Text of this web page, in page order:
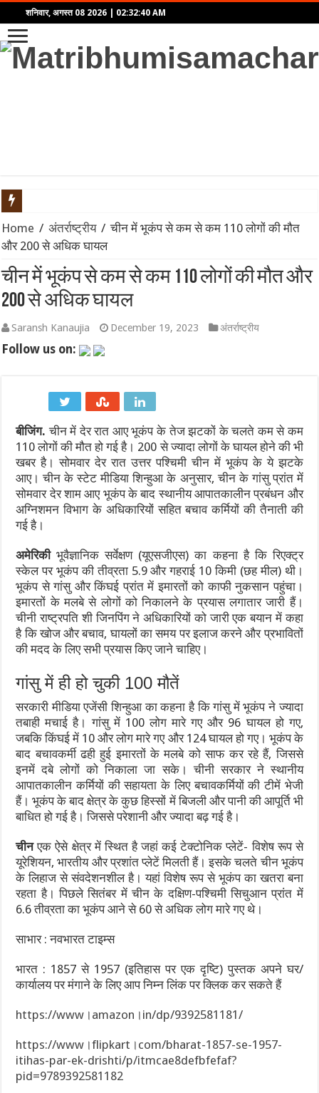
शनिवार, अगस्त 08 2026 02:32:40 AM
LEAP India IPO: ₹2,480 करोड़ का आईपीओ खुला, KKR समर्थित
प्रहार: द उज्ज्वल निकम स्टोरी – कसाब केस से लेकर कोर्टरूम ड्रामे तक,
भारत-चीन सीमा वार्ता 2026: LAC पर शांति और कूटनीतिक संवाद का
IND vs SL 2026: श्रीलंका दौरे पर भारत को बड़ा झटका! अभ्यास मैच से
IND vs SL Test Series 2026: मुथैया मुरलीधरन का ‘800’ का
600वां टेस्ट: भारतीय क्रिकेट का ऐतिहासिक पड़ाव, गाले में रचेगा नया
WTC Final Race 2025-27: भारत बनाम श्रीलंका टेस्ट सीरीज क्यों है
Home / अंतर्राष्ट्रीय / चीन में भूकंप से कम से कम 110 लोगों की मौत
और 200 से अधिक घायल
चीन में भूकंप से कम से कम 110 लोगों की मौत और
200 से अधिक घायल
Saransh Kanaujia December 19, 2023 अंतर्राष्ट्रीय
Follow us on:
बीजिंग. चीन में देर रात आए भूकंप के तेज झटकों के चलते कम से कम
110 लोगों की मौत हो गई है। 200 से ज्यादा लोगों के घायल होने की भी
खबर है। सोमवार देर रात उत्तर पश्चिमी चीन में भूकंप के ये झटके
आए। चीन के स्टेट मीडिया शिन्हुआ के अनुसार, चीन के गांसु प्रांत में
सोमवार देर शाम आए भूकंप के बाद स्थानीय आपातकालीन प्रबंधन और
अग्निशमन विभाग के अधिकारियों सहित बचाव कर्मियों की तैनाती की
गई है।
अमेरिकीभूवैज्ञानिक सर्वेक्षण (यूएसजीएस) का कहना है कि रिएक्ट्र
स्केल पर भूकंप की तीव्रता 5.9 और गहराई 10 किमी (छह मील) थी।
भूकंप से गांसु और किंघई प्रांत में इमारतों को काफी नुकसान पहुंचा।
इमारतों के मलबे से लोगों को निकालने के प्रयास लगातार जारी हैं।
चीनी राष्ट्रपति शी जिनपिंग ने अधिकारियों को जारी एक बयान में कहा
है कि खोज और बचाव, घायलों का समय पर इलाज करने और प्रभावितों
की मदद के लिए सभी प्रयास किए जाने चाहिए।
गांसु में ही हो चुकी 100 मौतें
सरकारी मीडिया एजेंसी शिन्हुआ का कहना है कि गांसु में भूकंप ने ज्यादा
तबाही मचाई है। गांसु में 100 लोग मारे गए और 96 घायल हो गए,
जबकि किंघई में 10 और लोग मारे गए और 124 घायल हो गए। भूकंप के
बाद बचावकर्मी ढही हुई इमारतों के मलबे को साफ कर रहे हैं, जिससे
इनमें दबे लोगों को निकाला जा सके। चीनी सरकार ने स्थानीय
आपातकालीन कर्मियों की सहायता के लिए बचावकर्मियों की टीमें भेजी
हैं। भूकंप के बाद क्षेत्र के कुछ हिस्सों में बिजली और पानी की आपूर्ति भी
बाधित हो गई है। जिससे परेशानी और ज्यादा बढ़ गई है।
चीनएक ऐसे क्षेत्र में स्थित है जहां कई टेक्टोनिक प्लेटें- विशेष रूप से
यूरेशियन, भारतीय और प्रशांत प्लेटें मिलती हैं। इसके चलते चीन भूकंप
के लिहाज से संवदेशनशील है। यहां विशेष रूप से भूकंप का खतरा बना
रहता है। पिछले सितंबर में चीन के दक्षिण-पश्चिमी सिचुआन प्रांत में
6.6 तीव्रता का भूकंप आने से 60 से अधिक लोग मारे गए थे।
साभार : नवभारत टाइम्स
भारत : 1857 से 1957 (इतिहास पर एक दृष्टि) पुस्तक अपने घर/
कार्यालय पर मंगाने के लिए आप निम्न लिंक पर क्लिक कर सकते हैं
https://www।amazon।in/dp/9392581181/
https://www।flipkart।com/bharat-1857-se-1957-
itihas-par-ek-drishti/p/itmcae8defbfefaf?
pid=9789392581182